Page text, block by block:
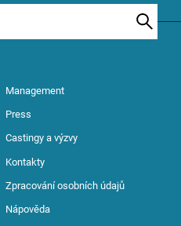
Management
Press
Castingy a výzvy
Kontakty
Zpracování osobních údajů
Nápověda